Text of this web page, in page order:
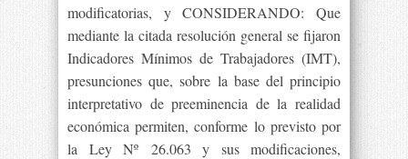
modificatorias, y CONSIDERANDO: Que
mediante la citada resolución general se fijaron
Indicadores Mínimos de Trabajadores (IMT),
presunciones que, sobre la base del principio
interpretativo de preeminencia de la realidad
económica permiten, conforme lo previsto por
la Ley Nº 26.063 y sus modificaciones,